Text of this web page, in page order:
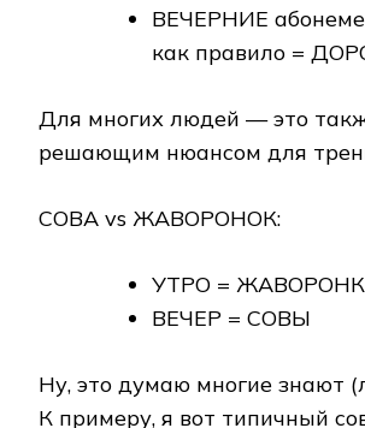
ВЕЧЕРНИЕ
как правило =
Для многих людей — это
решающим нюансом для
СОВА vs ЖАВОРОНОК:
УТРО =
ВЕЧЕР = СОВЫ
Ну, это думаю многие знают
К примеру, я вот типичный